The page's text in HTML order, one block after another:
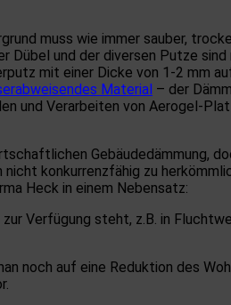
muss wie immer sauber,
und der diversen Putze
mit einer Dicke von 1-2 mm
Material – der
und Verarbeiten von Aerogel-
Gebäudedämmung,
konkurrenzfähig zu
Heck in einem Nebensatz:
Verfügung steht, z.B. in
noch auf eine Reduktion des